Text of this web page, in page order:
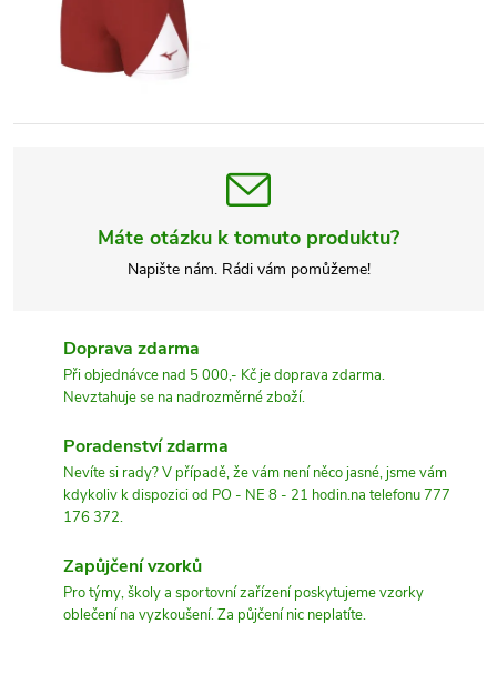
Máte otázku k tomuto produktu?
Napište nám. Rádi vám pomůžeme!
Doprava zdarma
Při objednávce nad 5 000,- Kč je doprava zdarma.
Nevztahuje se na nadrozměrné zboží.
Poradenství zdarma
Nevíte si rady? V případě, že vám není něco jasné, jsme vám
kdykoliv k dispozici od PO - NE 8 - 21 hodin.na telefonu 777
176 372.
Zapůjčení vzorků
Pro týmy, školy a sportovní zařízení poskytujeme vzorky
oblečení na vyzkoušení. Za půjčení nic neplatíte.